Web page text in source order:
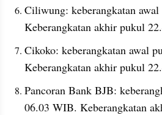
Ciliwung: keberangkatan
Keberangkatan akhir pukul
Cikoko: keberangkatan awal
Keberangkatan akhir pukul
Pancoran Bank BJB:
06.03 WIB. Keberangkatan